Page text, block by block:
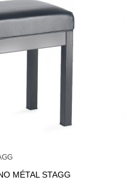
MÉTAL STAGG